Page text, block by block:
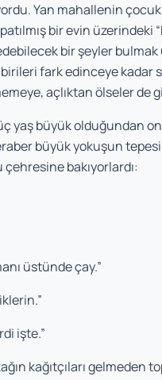
Yan mahallenin
bir evin üzerindeki
bir şeyler
fark edinceye kadar
açlıktan ölseler de
yaş büyük olduğundan
büyük yokuşun
bakıyorlardı:
üstünde çay.”
işte.”
kağıtçıları gelmeden